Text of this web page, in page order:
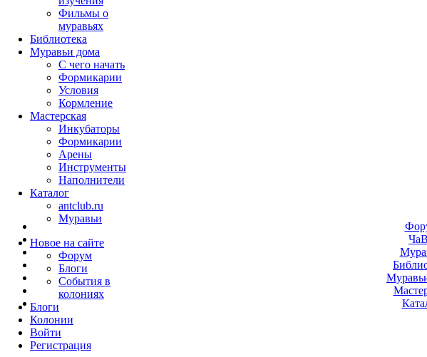
Фильмы о
муравьях
Библиотека
Муравьи дома
С чего начать
Формикарии
Условия
Кормление
Мастерская
Инкубаторы
Формикарии
Арены
Инструменты
Наполнители
Каталог
antclub.ru
Муравьи
Новое на сайте
Форум
Блоги
События в
колониях
Блоги
Колонии
Войти
Peгиcтpaция